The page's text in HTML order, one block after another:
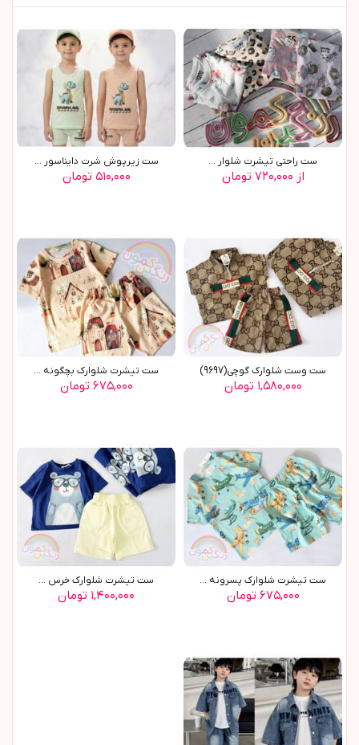
ست راحتی تیشرت شلوار ...
از ۷۲۰,۰۰۰ تومان
ست زیرپوش شرت دایناسور ...
۵۱۰,۰۰۰ تومان
ست وست شلوارک گوچی(9697)
۱,۵۸۰,۰۰۰ تومان
ست تیشرت شلوارک بچگونه ...
۶۷۵,۰۰۰ تومان
ست تیشرت شلوارک پسرونه ...
۶۷۵,۰۰۰ تومان
ست تیشرت شلوارک خرس ...
۱,۴۰۰,۰۰۰ تومان